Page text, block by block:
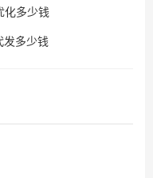
化多少钱
发多少钱